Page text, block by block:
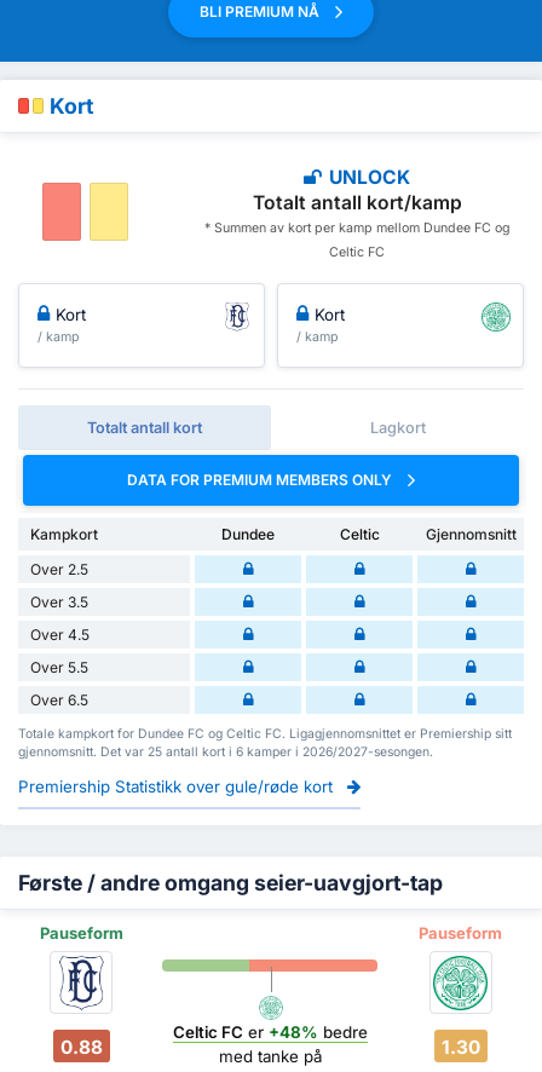
BLI PREMIUM NÅ
Kort
UNLOCK
Totalt antall kort/kamp
* Summen av kort per kamp mellom Dundee FC og
Celtic FC
Kort
/ kamp
Kort
/ kamp
Totalt antall kort Lagkort
DATA FOR PREMIUM MEMBERS ONLY
Kampkort Dundee Celtic
Gjennomsnitt
Over 2.5
Over 3.5
Over 4.5
Over 5.5
Over 6.5
Totale kampkort for Dundee FC og Celtic FC. Ligagjennomsnittet er Premiership sitt
gjennomsnitt. Det var 25 antall kort i 6 kamper i 2026/2027-sesongen.
Premiership Statistikk over gule/røde kort
Første / andre omgang seier-uavgjort-tap
Pauseform Pauseform
0.88
Celtic FC er +48% bedre
med tanke på
1.30